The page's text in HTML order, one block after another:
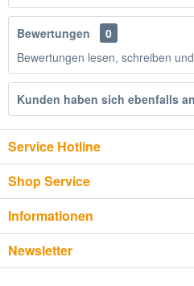
Bewertungen
0
Bewertungen lesen, schreiben
Kunden haben sich ebenfalls
Service Hotline
Shop Service
Informationen
Newsletter